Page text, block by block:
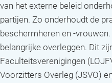
van het externe beleid
partijen. Zo onderhoudt de
beschermheren en -
belangrijke overleggen. Dit
Faculteitsverenigingen
Voorzitters Overleg (JSVO)